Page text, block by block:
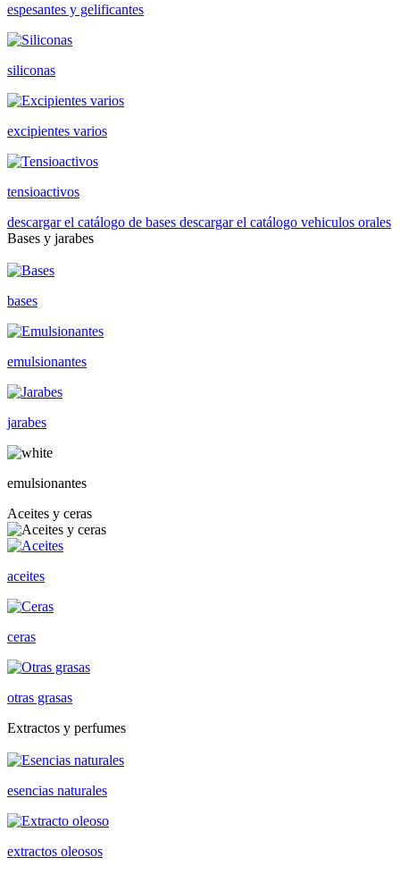
espesantes y gelificantes
siliconas
excipientes varios
tensioactivos
descargar el catálogo de bases descargar el catálogo vehiculos orales
Bases y jarabes
bases
emulsionantes
jarabes
emulsionantes
Aceites y ceras
aceites
ceras
otras grasas
Extractos y perfumes
esencias naturales
extractos oleosos